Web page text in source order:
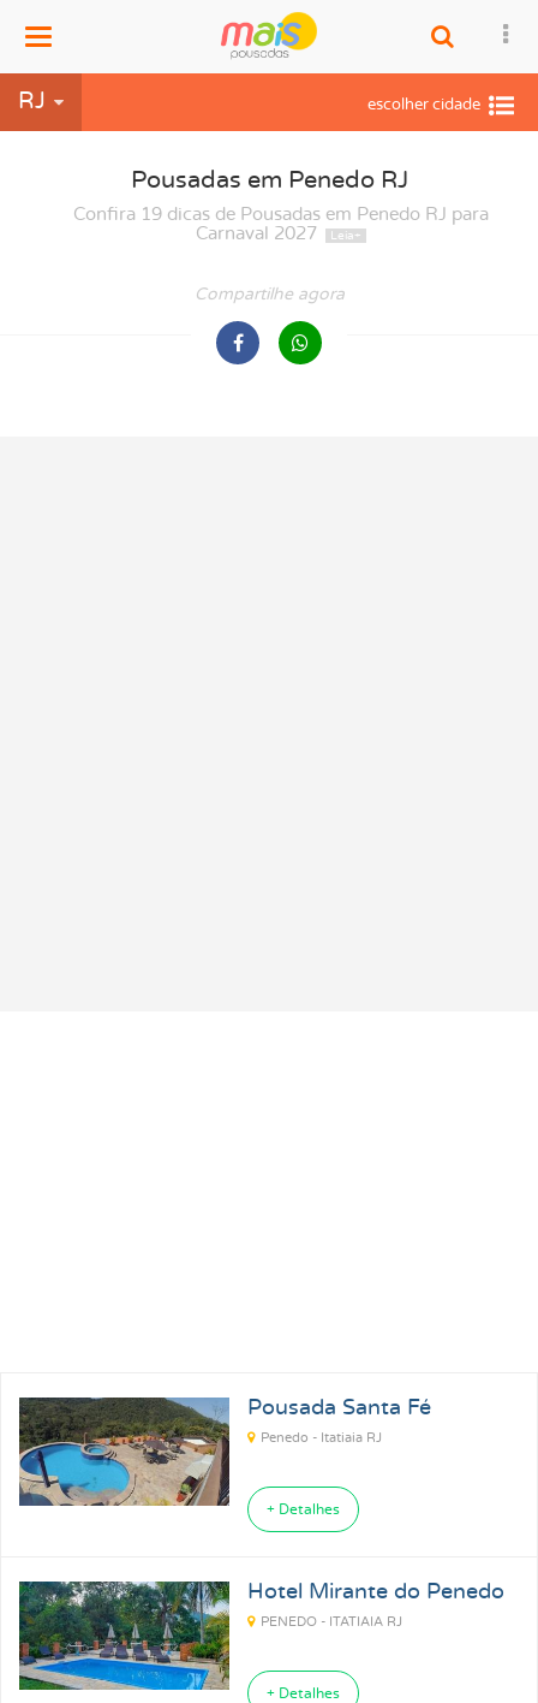
Menu
RJ
Pousadas em Penedo RJ
Confira 19 dicas de Pousadas em Penedo RJ para
Carnaval 2027
Pousadas em Praia Grande SP
Pousadas em Paraty RJ
Compartilhe agora
Pousada Santa Fé
Penedo - Itatiaia RJ
+ Detalhes
Hotel Mirante do Penedo
PENEDO - ITATIAIA RJ
+ Detalhes